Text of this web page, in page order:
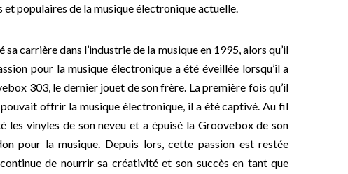
et populaires de la musique électronique actuelle.
sa carrière dans l’industrie de la musique en 1995, alors qu’il
pour la musique électronique a été éveillée lorsqu’il a
303, le dernier jouet de son frère. La première fois qu’il
offrir la musique électronique, il a été captivé. Au fil
les vinyles de son neveu et a épuisé la Groovebox de son
pour la musique. Depuis lors, cette passion est restée
de nourrir sa créativité et son succès en tant que